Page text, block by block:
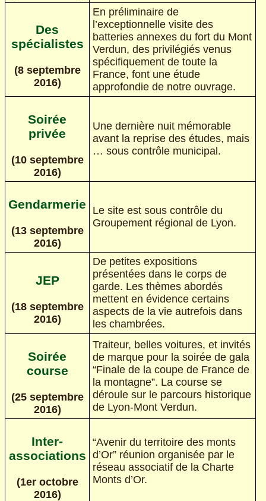
Des
spécialistes
(8 septembre
2016)
En préliminaire de
l’exceptionnelle visite des
batteries annexes du fort du Mont
Verdun, des privilégiés venus
spécifiquement de toute la
France, font une étude
approfondie de notre ouvrage.
Soirée
privée
(10 septembre
2016)
Une dernière nuit mémorable
avant la reprise des études, mais
… sous contrôle municipal.
Gendarmerie
(13 septembre
2016)
Le site est sous contrôle du
Groupement régional de Lyon.
JEP
(18 septembre
2016)
De petites expositions
présentées dans le corps de
garde. Les thèmes abordés
mettent en évidence certains
aspects de la vie autrefois dans
les chambrées.
Soirée
course
(25 septembre
2016)
Traiteur, belles voitures, et invités
de marque pour la soirée de gala
“Finale de la coupe de France de
la montagne”. La course se
déroule sur le parcours historique
de Lyon-Mont Verdun.
Inter-
associations
(1er octobre
2016)
“Avenir du territoire des monts
d’Or” réunion organisée par le
réseau associatif de la Charte
Monts d’Or.